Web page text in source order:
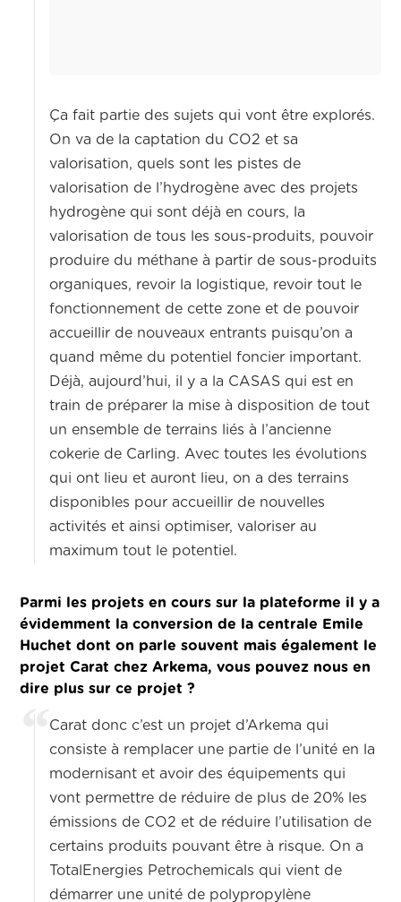
Ça fait partie des sujets qui vont être explorés.
On va de la captation du CO2 et sa
valorisation, quels sont les pistes de
valorisation de l’hydrogène avec des projets
hydrogène qui sont déjà en cours, la
valorisation de tous les sous-produits, pouvoir
produire du méthane à partir de sous-produits
organiques, revoir la logistique, revoir tout le
fonctionnement de cette zone et de pouvoir
accueillir de nouveaux entrants puisqu’on a
quand même du potentiel foncier important.
Déjà, aujourd’hui, il y a la CASAS qui est en
train de préparer la mise à disposition de tout
un ensemble de terrains liés à l’ancienne
cokerie de Carling. Avec toutes les évolutions
qui ont lieu et auront lieu, on a des terrains
disponibles pour accueillir de nouvelles
activités et ainsi optimiser, valoriser au
maximum tout le potentiel.
Parmi les projets en cours sur la plateforme il y a
évidemment la conversion de la centrale Emile
Huchet dont on parle souvent mais également le
projet Carat chez Arkema, vous pouvez nous en
dire plus sur ce projet ?
Carat donc c’est un projet d’Arkema qui
consiste à remplacer une partie de l’unité en la
modernisant et avoir des équipements qui
vont permettre de réduire de plus de 20% les
émissions de CO2 et de réduire l’utilisation de
certains produits pouvant être à risque. On a
TotalEnergies Petrochemicals qui vient de
démarrer une unité de polypropylène